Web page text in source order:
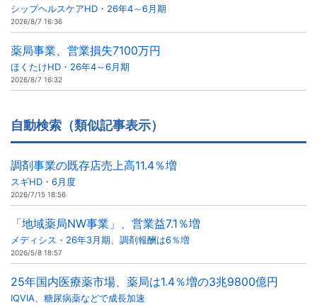
シップヘルスケアHD・26年4～6月期
2026/8/7 16:36
薬局事業、営業損失7100万円
ほくたけHD・26年4～6月期
2026/8/7 16:32
自動検索（類似記事表示）
調剤事業の既存店売上高11.4％増
スギHD・6月度
2026/7/15 18:56
「地域薬局NW事業」、営業益7.1％増
メディシス・26年3月期、調剤報酬は6％増
2026/5/8 18:57
25年国内医療薬市場、薬局は1.4％増の3兆9800億円
IQVIA、糖尿病薬などで成長加速